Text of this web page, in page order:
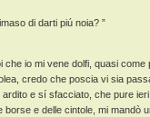
di darti piú noia? ”
che io mi vene dolfi, quasi
credo che poscia vi sia
e sí sfacciato, che pure
e delle cintole, mi mandò